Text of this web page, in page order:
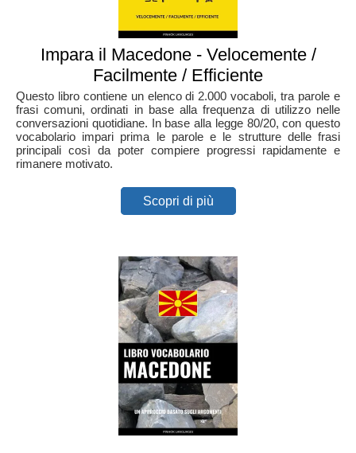
Impara il Macedone - Velocemente /
Facilmente / Efficiente
Questo libro contiene un elenco di 2.000 vocaboli, tra parole e
frasi comuni, ordinati in base alla frequenza di utilizzo nelle
conversazioni quotidiane. In base alla legge 80/20, con questo
vocabolario impari prima le parole e le strutture delle frasi
principali così da poter compiere progressi rapidamente e
rimanere motivato.
Scopri di più